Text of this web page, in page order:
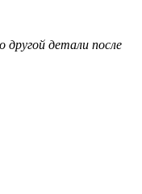
детали после